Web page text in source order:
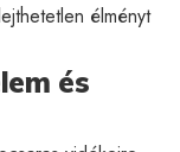
élményt
és